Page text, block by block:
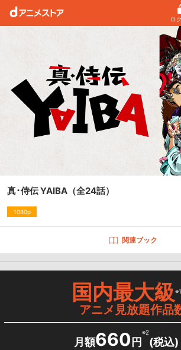
ロ
真･侍伝 YAIBA （全24話）
1080p
関連ブック
国内最大級※1
アニメ見放題作品
月額660 円
※2
(税込)